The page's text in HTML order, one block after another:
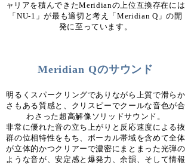
ャリアを積んできたMeridianの上位互換存在には
「NU-1」が最も適切と考え「Meridian Q」の開
発に至っています。
Meridian Qのサウンド
明るくスパークリングでありながら上質で滑らか
さもある質感と、クリスピーでクールな音色が合
わさった超高解像ソリッドサウンド。
非常に優れた音の立ち上がりと反応速度による抜
群の位相特性をもち、ボーカル帯域を含めて全体
が立体的かつクリアーで濃密にまとまった光弾の
ような音が、安定感と爆発力、余韻、そして情報